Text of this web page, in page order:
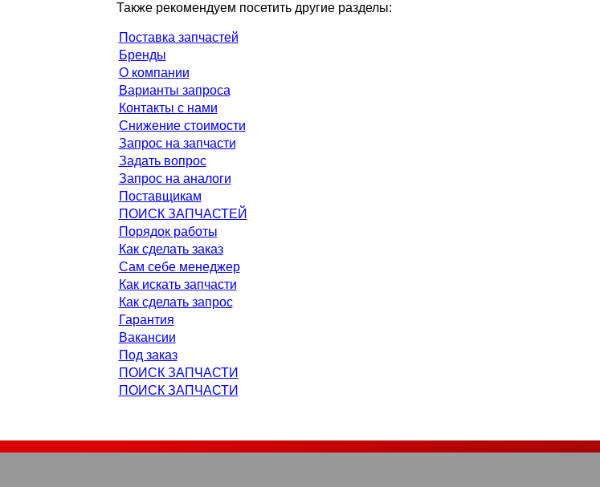
Также рекомендуем посетить другие разделы:
Поставка запчастей
Бренды
О компании
Варианты запроса
Контакты с нами
Снижение стоимости
Запрос на запчасти
Задать вопрос
Запрос на аналоги
Поставщикам
ПОИСК ЗАПЧАСТЕЙ
Порядок работы
Как сделать заказ
Сам себе менеджер
Как искать запчасти
Как сделать запрос
Гарантия
Вакансии
Под заказ
ПОИСК ЗАПЧАСТИ
ПОИСК ЗАПЧАСТИ